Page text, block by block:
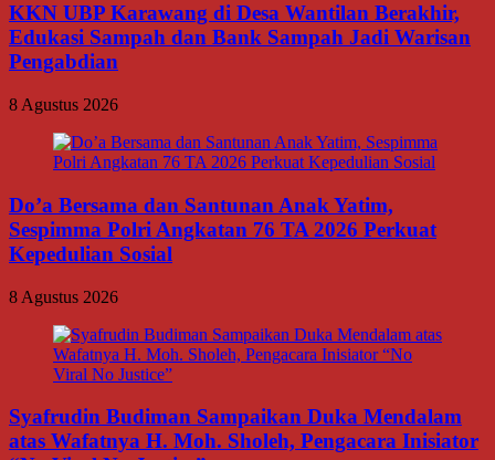
KKN UBP Karawang di Desa Wantilan Berakhir,
Edukasi Sampah dan Bank Sampah Jadi Warisan
Pengabdian
8 Agustus 2026
Do’a Bersama dan Santunan Anak Yatim,
Sespimma Polri Angkatan 76 TA 2026 Perkuat
Kepedulian Sosial
8 Agustus 2026
Syafrudin Budiman Sampaikan Duka Mendalam
atas Wafatnya H. Moh. Sholeh, Pengacara Inisiator